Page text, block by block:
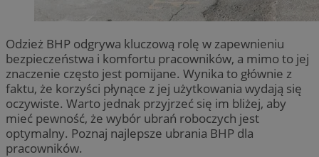
Odzież BHP odgrywa kluczową rolę w zapewnieniu
bezpieczeństwa i komfortu pracowników, a mimo to jej
znaczenie często jest pomijane. Wynika to głównie z
faktu, że korzyści płynące z jej użytkowania wydają się
oczywiste. Warto jednak przyjrzeć się im bliżej, aby
mieć pewność, że wybór ubrań roboczych jest
optymalny. Poznaj najlepsze ubrania BHP dla
pracowników.